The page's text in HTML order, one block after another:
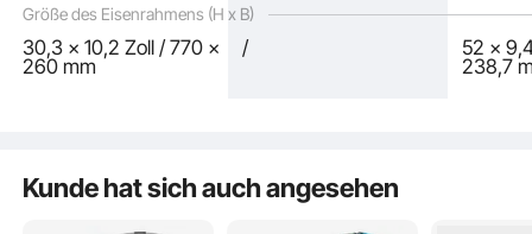
Größe des Eisenrahmens (H x B)
30,3 x 10,2 Zoll / 770 x
260 mm
/
52 x
238,7
Kunde hat sich auch angesehen